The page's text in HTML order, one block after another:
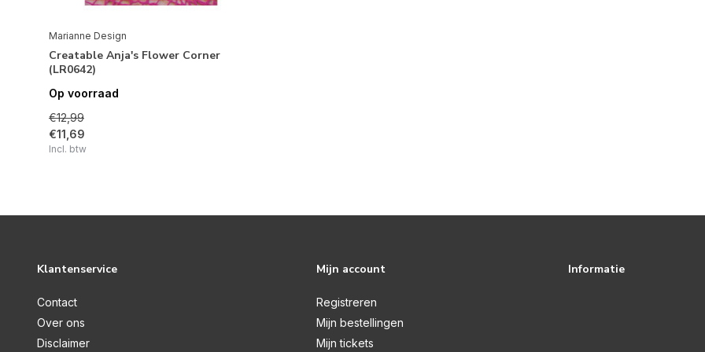
Marianne Design
Creatable Anja's Flower Corner
(LR0642)
Op voorraad
€12,99
€11,69
Incl. btw
Klantenservice
Contact
Over ons
Disclaimer
Mijn account
Registreren
Mijn bestellingen
Mijn tickets
Informatie